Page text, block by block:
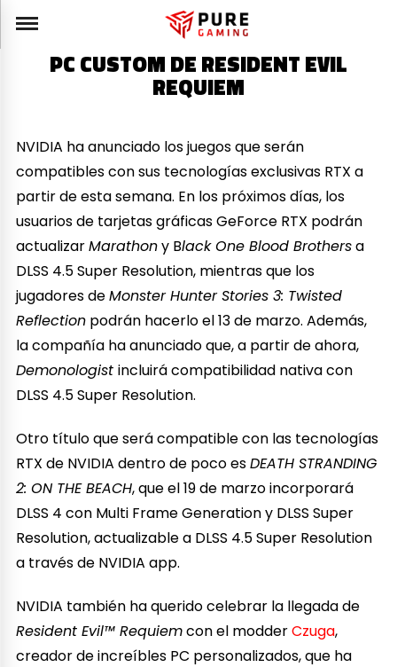
PC CUSTOM DE RESIDENT EVIL
REQUIEM
NVIDIA ha anunciado los juegos que serán
compatibles con sus tecnologías exclusivas RTX a
partir de esta semana. En los próximos días, los
usuarios de tarjetas gráficas GeForce RTX podrán
actualizarMarathony Black One Blood Brothersa
DLSS 4.5 Super Resolution, mientras que los
jugadores deMonster Hunter Stories 3: Twisted
Reflection podrán hacerlo el 13 de marzo. Además,
la compañía ha anunciado que, a partir de ahora,
Demonologistincluirá compatibilidad nativa con
DLSS 4.5 Super Resolution.
Otro título que será compatible con las tecnologías
RTX de NVIDIA dentro de poco esDEATH STRANDING
2: ON THE BEACH, que el 19 de marzo incorporará
DLSS 4 con Multi Frame Generation y DLSS Super
Resolution, actualizable a DLSS 4.5 Super Resolution
a través de NVIDIA app.
NVIDIA también ha querido celebrar la llegada de
Resident Evil™ Requiemcon el modderCzuga,
creador de increíbles PC personalizados, que ha